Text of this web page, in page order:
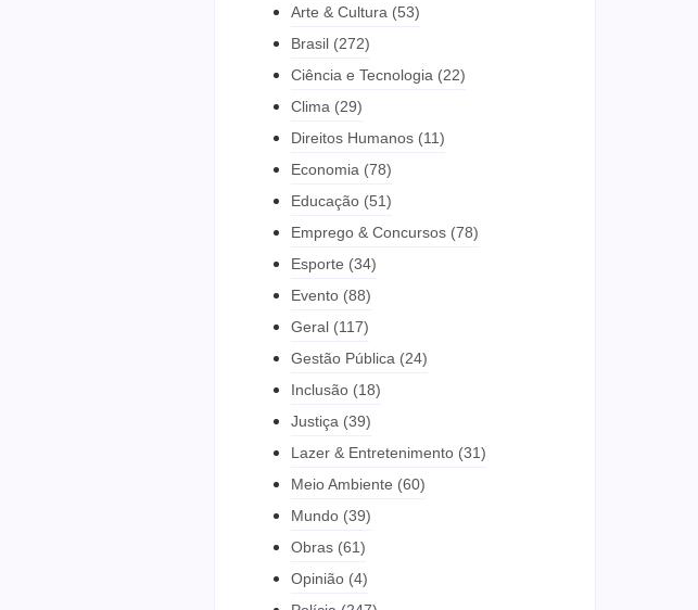
Arte & Cultura (53)
Brasil (272)
Ciência e Tecnologia (22)
Clima (29)
Direitos Humanos (11)
Economia (78)
Educação (51)
Emprego & Concursos (78)
Esporte (34)
Evento (88)
Geral (117)
Gestão Pública (24)
Inclusão (18)
Justiça (39)
Lazer & Entretenimento (31)
Meio Ambiente (60)
Mundo (39)
Obras (61)
Opinião (4)